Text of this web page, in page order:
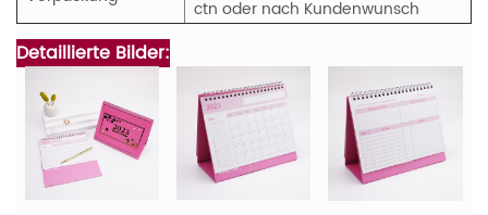
ctn oder nach Kundenwunsch
Detaillierte Bilder: